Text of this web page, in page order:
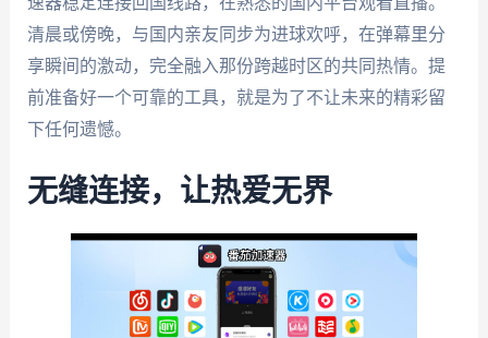
清晨或傍晚，与国内亲友同步为进球欢呼，在弹幕里分
享瞬间的激动，完全融入那份跨越时区的共同热情。提
前准备好一个可靠的工具，就是为了不让未来的精彩留
下任何遗憾。
无缝连接，让热爱无界